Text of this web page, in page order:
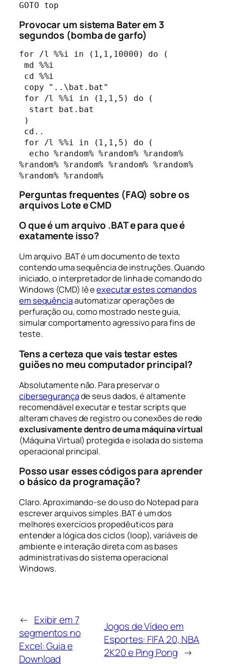
GOTO top
Provocar um sistema Bater em 3
segundos (bomba de garfo)
for /l %%i in (1,1,10000) do (
%random% %random% %random% %random%
%random% %random%
Perguntas frequentes (FAQ) sobre os
arquivos Lote e CMD
O que é um arquivo .BAT e para que é
exatamente isso?
Um arquivo .BAT é um documento de texto
contendo uma sequência de instruções. Quando
iniciado, o interpretador de linha de comando do
Windows (CMD) lê eexecutar estes comandos
em sequênciaautomatizar operações de
perfuração ou, como mostrado neste guia,
simular comportamento agressivo para fins de
teste.
Tens a certeza que vais testar estes
guiões no meu computador principal?
Absolutamente não. Para preservar o
cibersegurançade seus dados, é altamente
recomendável executar e testar scripts que
alteram chaves de registro ou conexões de rede
exclusivamente dentro de uma máquina virtual
(Máquina Virtual) protegida e isolada do sistema
operacional principal.
Posso usar esses códigos para aprender
o básico da programação?
Claro. Aproximando-se do uso do Notepad para
escrever arquivos simples .BAT é um dos
melhores exercícios propedêuticos para
entender a lógica dos ciclos (loop), variáveis de
ambiente e interação direta com as bases
administrativas do sistema operacional
Windows.
← Exibir em 7
segmentos no
Excel: Guia e
Download
Jogos de Vídeo em
Esportes: FIFA 20, NBA
2K20 e Ping Pong →